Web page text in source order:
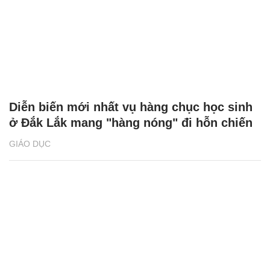
GIÁO DỤC
Diễn biến mới nhất vụ hàng chục học sinh
ở Đắk Lắk mang "hàng nóng" đi hỗn chiến